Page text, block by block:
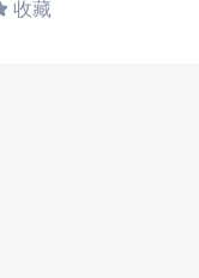
vaccinations
收藏